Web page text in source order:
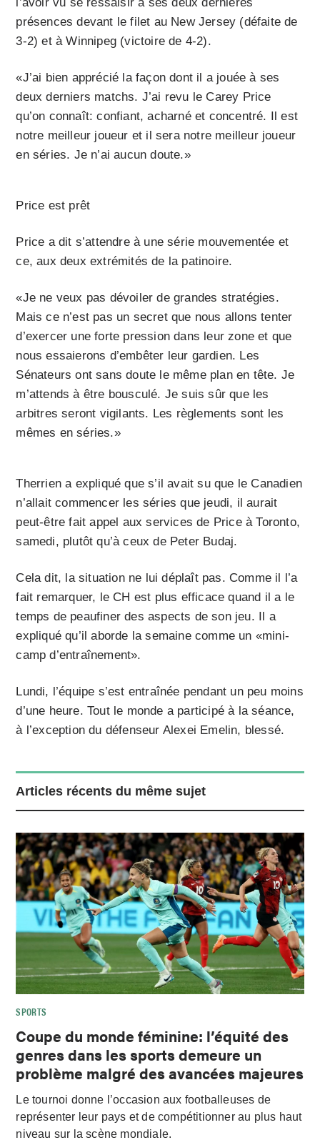
présences devant le filet au New Jersey (défaite de
3-2) et à Winnipeg (victoire de 4-2).
«J’ai bien apprécié la façon dont il a jouée à ses
deux derniers matchs. J’ai revu le Carey Price
qu’on connaît: confiant, acharné et concentré. Il est
notre meilleur joueur et il sera notre meilleur joueur
en séries. Je n’ai aucun doute.»
Price est prêt
Price a dit s’attendre à une série mouvementée et
ce, aux deux extrémités de la patinoire.
«Je ne veux pas dévoiler de grandes stratégies.
Mais ce n’est pas un secret que nous allons tenter
d’exercer une forte pression dans leur zone et que
nous essaierons d’embêter leur gardien. Les
Sénateurs ont sans doute le même plan en tête. Je
m’attends à être bousculé. Je suis sûr que les
arbitres seront vigilants. Les règlements sont les
mêmes en séries.»
Therrien a expliqué que s’il avait su que le Canadien
n’allait commencer les séries que jeudi, il aurait
peut-être fait appel aux services de Price à Toronto,
samedi, plutôt qu’à ceux de Peter Budaj.
Cela dit, la situation ne lui déplaît pas. Comme il l’a
fait remarquer, le CH est plus efficace quand il a le
temps de peaufiner des aspects de son jeu. Il a
expliqué qu’il aborde la semaine comme un «mini-
camp d’entraînement».
Lundi, l’équipe s’est entraînée pendant un peu moins
d’une heure. Tout le monde a participé à la séance,
à l’exception du défenseur Alexei Emelin, blessé.
Articles récents du même sujet
SPORTS
Coupe du monde féminine: l’équité des
genres dans les sports demeure un
problème malgré des avancées majeures
Le tournoi donne l’occasion aux footballeuses de
représenter leur pays et de compétitionner au plus haut
niveau sur la scène mondiale.